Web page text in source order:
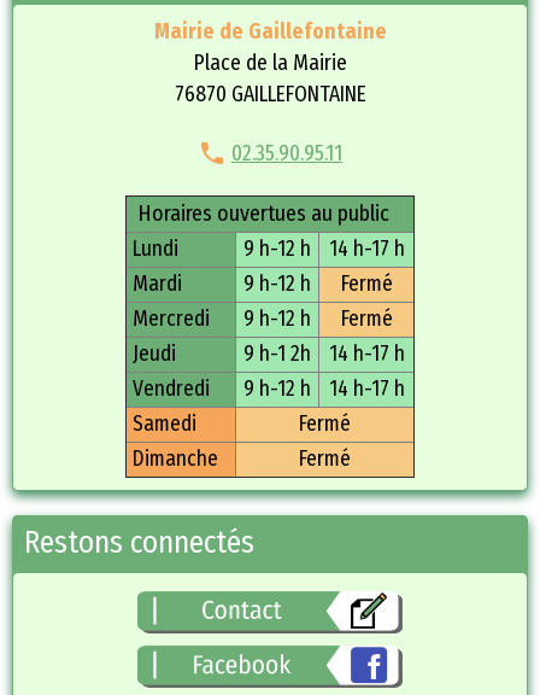
Mairie de Gaillefontaine
Place de la Mairie
76870 GAILLEFONTAINE
02.35.90.95.11
Horaires ouvertues au public
Lundi 9 h-12 h
14 h-17 h
Mardi
9 h-12 h
Fermé
Mercredi
9 h-12 h
Fermé
Jeudi
9 h-1 2h
14 h-17 h
Vendredi
9 h-12 h
14 h-17 h
Samedi
Fermé
Dimanche
Fermé
Restons connectés